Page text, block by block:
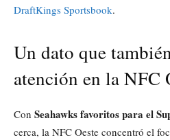
DraftKings Sportsbook.
Un dato que
atención en la NFC
Con Seahawks favoritos para el
cerca, la NFC Oeste concentró el